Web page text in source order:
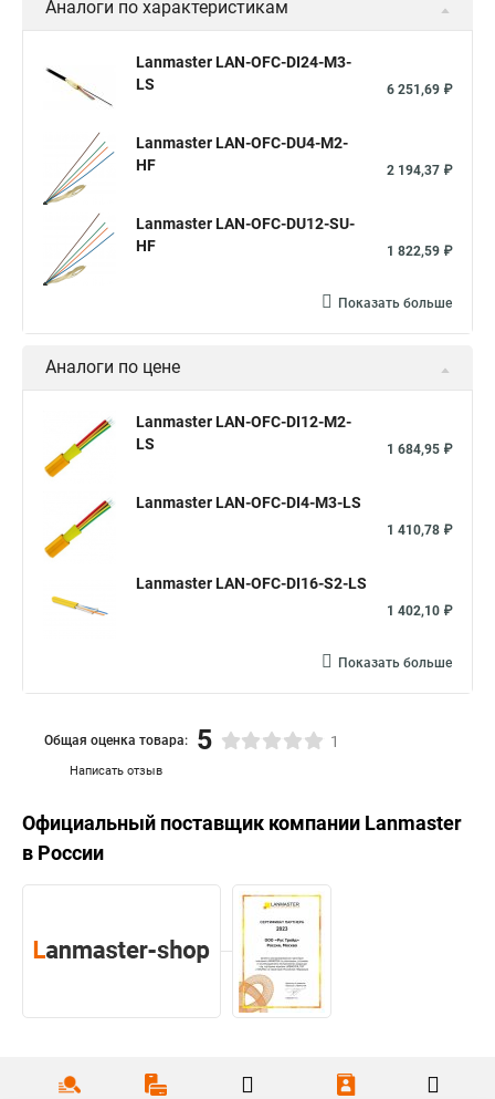
Аналоги по характеристикам
Lanmaster LAN-OFC-DI24-M3-
LS
6 251,69 ₽
Lanmaster LAN-OFC-DU4-M2-
HF
2 194,37 ₽
Lanmaster LAN-OFC-DU12-SU-
HF
1 822,59 ₽
Показать больше
Аналоги по цене
Lanmaster LAN-OFC-DI12-M2-
LS
1 684,95 ₽
Lanmaster LAN-OFC-DI4-M3-LS
1 410,78 ₽
Lanmaster LAN-OFC-DI16-S2-LS
1 402,10 ₽
Показать больше
Написать отзыв
Общая оценка товара: 5 1
Официальный поставщик компании Lanmaster
в России